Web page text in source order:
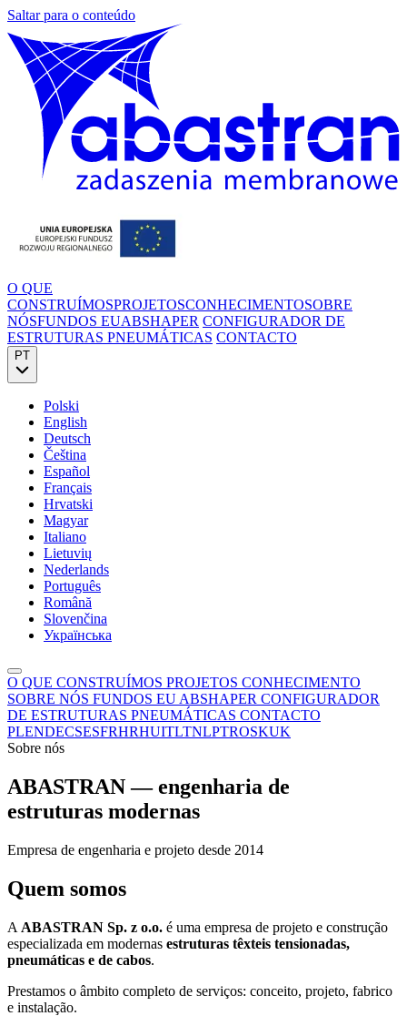
Saltar para o conteúdo
O QUE
CONSTRUÍMOSPROJETOSCONHECIMENTOSOBRE
NÓSFUNDOS EUABSHAPER CONFIGURADOR DE
ESTRUTURAS PNEUMÁTICAS CONTACTO
PT
Polski
English
Deutsch
Čeština
Español
Français
Hrvatski
Magyar
Italiano
Lietuvių
Nederlands
Português
Română
Slovenčina
Українська
O QUE CONSTRUÍMOS PROJETOS CONHECIMENTO
SOBRE NÓS FUNDOS EU ABSHAPER CONFIGURADOR
DE ESTRUTURAS PNEUMÁTICAS CONTACTO
PLENDECSESFRHRHUITLTNLPTROSKUK
Sobre nós
ABASTRAN — engenharia de
estruturas modernas
Empresa de engenharia e projeto desde 2014
Quem somos
A ABASTRAN Sp. z o.o. é uma empresa de projeto e construção
especializada em modernas estruturas têxteis tensionadas,
pneumáticas e de cabos.
Prestamos o âmbito completo de serviços: conceito, projeto, fabrico
e instalação.